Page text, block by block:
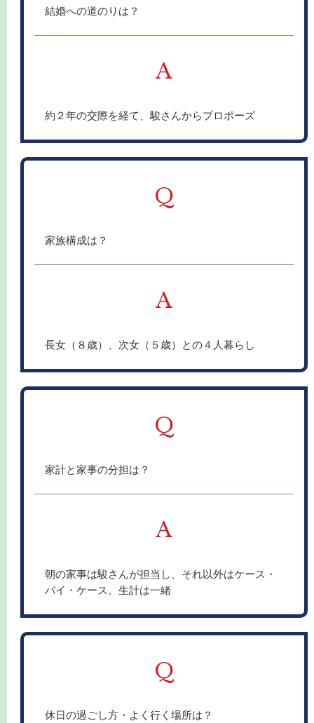
結婚への道のりは？
A
約２年の交際を経て、駿さんからプロポーズ
Q
家族構成は？
A
長女（８歳）、次女（５歳）との４人暮らし
Q
家計と家事の分担は？
A
朝の家事は駿さんが担当し、それ以外はケース・
バイ・ケース。生計は一緒
Q
休日の過ごし方・よく行く場所は？